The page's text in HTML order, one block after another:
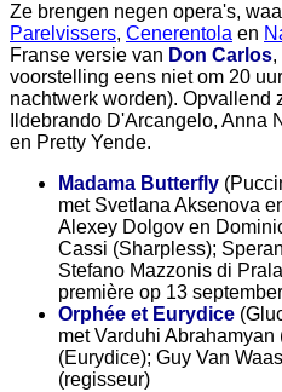
Ze brengen negen opera's,
Parelvissers, Cenerentola en
Franse versie van Don Carlos,
voorstelling eens niet om 20
nachtwerk worden). Opvallend
Ildebrando D'Arcangelo, Anna
en Pretty Yende.
Madama Butterfly
met Svetlana Aksenova
Alexey Dolgov en
Cassi (Sharpless);
Stefano Mazzonis di
première op 13 september
Orphée et Eurydice
met Varduhi
(Eurydice); Guy Van
(regisseur)